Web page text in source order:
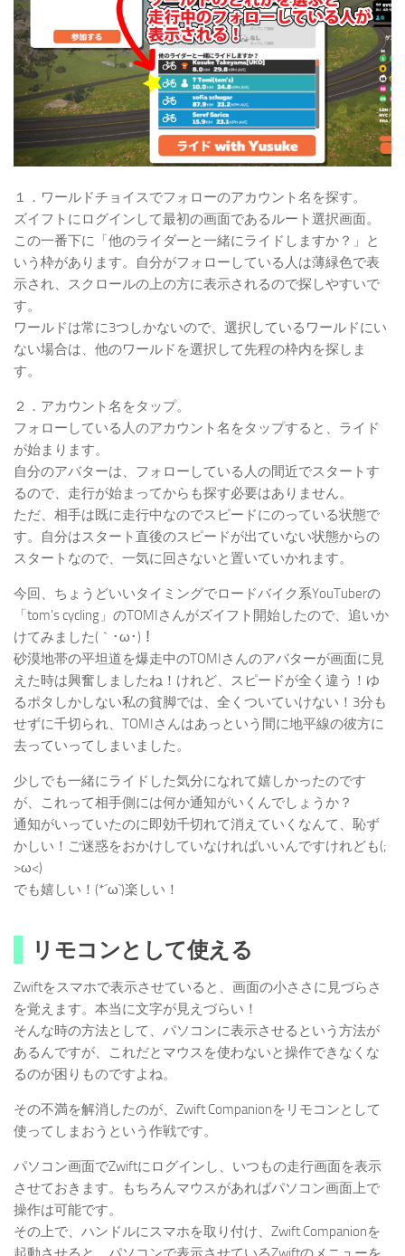
１．ワールドチョイスでフォローのアカウント名を探す。
ズイフトにログインして最初の画面であるルート選択画面。
この一番下に「他のライダーと一緒にライドしますか？」と
いう枠があります。自分がフォローしている人は薄緑色で表
示され、スクロールの上の方に表示されるので探しやすいで
す。
ワールドは常に3つしかないので、選択しているワールドにい
ない場合は、他のワールドを選択して先程の枠内を探しま
す。
２．アカウント名をタップ。
フォローしている人のアカウント名をタップすると、ライド
が始まります。
自分のアバターは、フォローしている人の間近でスタートす
るので、走行が始まってからも探す必要はありません。
ただ、相手は既に走行中なのでスピードにのっている状態で
す。自分はスタート直後のスピードが出ていない状態からの
スタートなので、一気に回さないと置いていかれます。
今回、ちょうどいいタイミングでロードバイク系YouTuberの
「tom’s cycling」のTOMIさんがズイフト開始したので、追いか
けてみました(｀･ω･)！
砂漠地帯の平坦道を爆走中のTOMIさんのアバターが画面に見
えた時は興奮しましたね！けれど、スピードが全く違う！ゆ
るポタしかしない私の貧脚では、全くついていけない！3分も
せずに千切られ、TOMIさんはあっという間に地平線の彼方に
去っていってしまいました。
少しでも一緒にライドした気分になれて嬉しかったのです
が、これって相手側には何か通知がいくんでしょうか？
通知がいっていたのに即効千切れて消えていくなんて、恥ず
かしい！ご迷惑をおかけしていなければいいんですけれども(;
>ω<)
でも嬉しい！(*´ω`)楽しい！
リモコンとして使える
Zwiftをスマホで表示させていると、画面の小ささに見づらさ
を覚えます。本当に文字が見えづらい！
そんな時の方法として、パソコンに表示させるという方法が
あるんですが、これだとマウスを使わないと操作できなくな
るのが困りものですよね。
その不満を解消したのが、Zwift Companionをリモコンとして
使ってしまおうという作戦です。
パソコン画面でZwiftにログインし、いつもの走行画面を表示
させておきます。もちろんマウスがあればパソコン画面上で
操作は可能です。
その上で、ハンドルにスマホを取り付け、Zwift Companionを